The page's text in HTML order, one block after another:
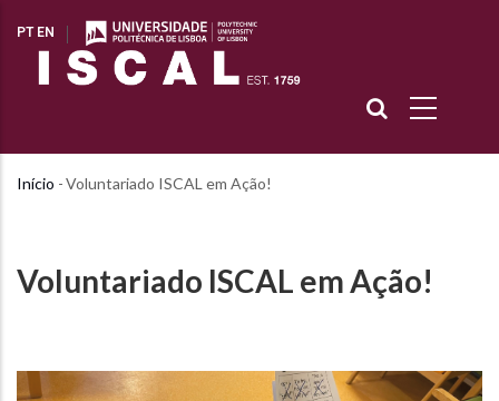
para
PT EN
Voluntariado ISCAL em Ação!
Navegação
Início -Voluntariado ISCAL em Ação!